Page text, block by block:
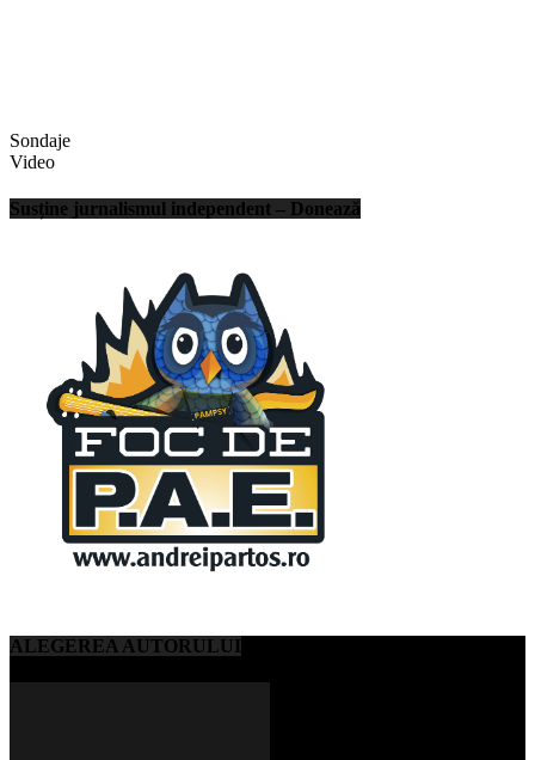
Sondaje
Video
Susține jurnalismul independent – Donează
ALEGEREA AUTORULUI